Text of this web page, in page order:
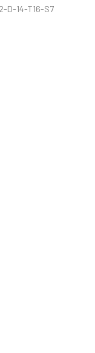
D-14-T16-S7